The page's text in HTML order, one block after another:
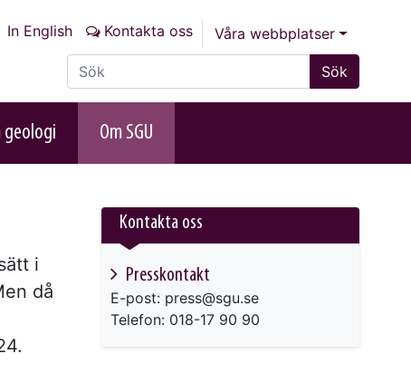
In English Kontakta oss
Våra webbplatser
Sök på sajten
Sök
geologi Om SGU
i
då
Kontakta oss
Presskontakt
E-post: press@sgu.se
Telefon: 018-17 90 90